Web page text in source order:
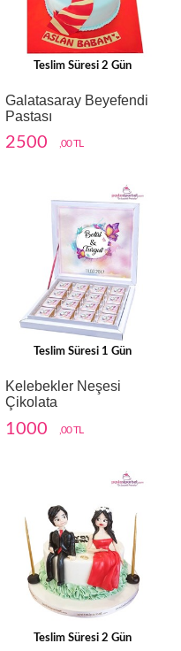
Teslim Süresi 2 Gün
Galatasaray Beyefendi
Pastası
2500 ,00 TL
Teslim Süresi 1 Gün
Kelebekler Neşesi
Çikolata
1000 ,00 TL
Teslim Süresi 2 Gün